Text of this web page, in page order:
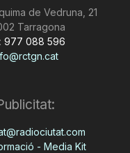
de Vedruna, 21
Tarragona
977 088 596
- Media Kit